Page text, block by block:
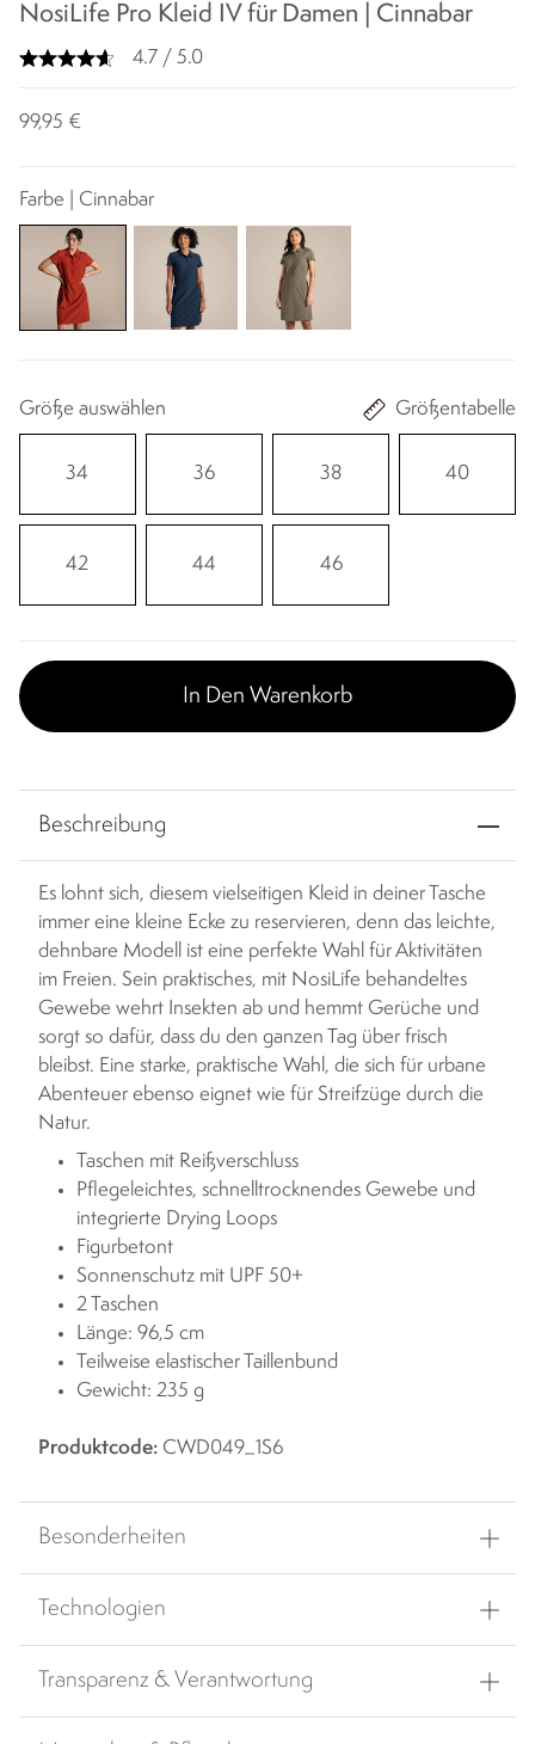
NosiLife Pro Kleid IV für Damen | Cinnabar
4.7 / 5.0
99,95 €
Farbe | Cinnabar
Größe auswählen Größentabelle
34 36 38 40
42 44 46
In Den Warenkorb
Beschreibung
Es lohnt sich, diesem vielseitigen Kleid in deiner Tasche
immer eine kleine Ecke zu reservieren, denn das leichte,
dehnbare Modell ist eine perfekte Wahl für Aktivitäten
im Freien. Sein praktisches, mit NosiLife behandeltes
Gewebe wehrt Insekten ab und hemmt Gerüche und
sorgt so dafür, dass du den ganzen Tag über frisch
bleibst. Eine starke, praktische Wahl, die sich für urbane
Abenteuer ebenso eignet wie für Streifzüge durch die
Natur.
Taschen mit Reißverschluss
Pflegeleichtes, schnelltrocknendes Gewebe und
integrierte Drying Loops
Figurbetont
Sonnenschutz mit UPF 50+
2 Taschen
Länge: 96,5 cm
Teilweise elastischer Taillenbund
Gewicht: 235 g
Produktcode: CWD049_1S6
Besonderheiten
Technologien
Transparenz & Verantwortung